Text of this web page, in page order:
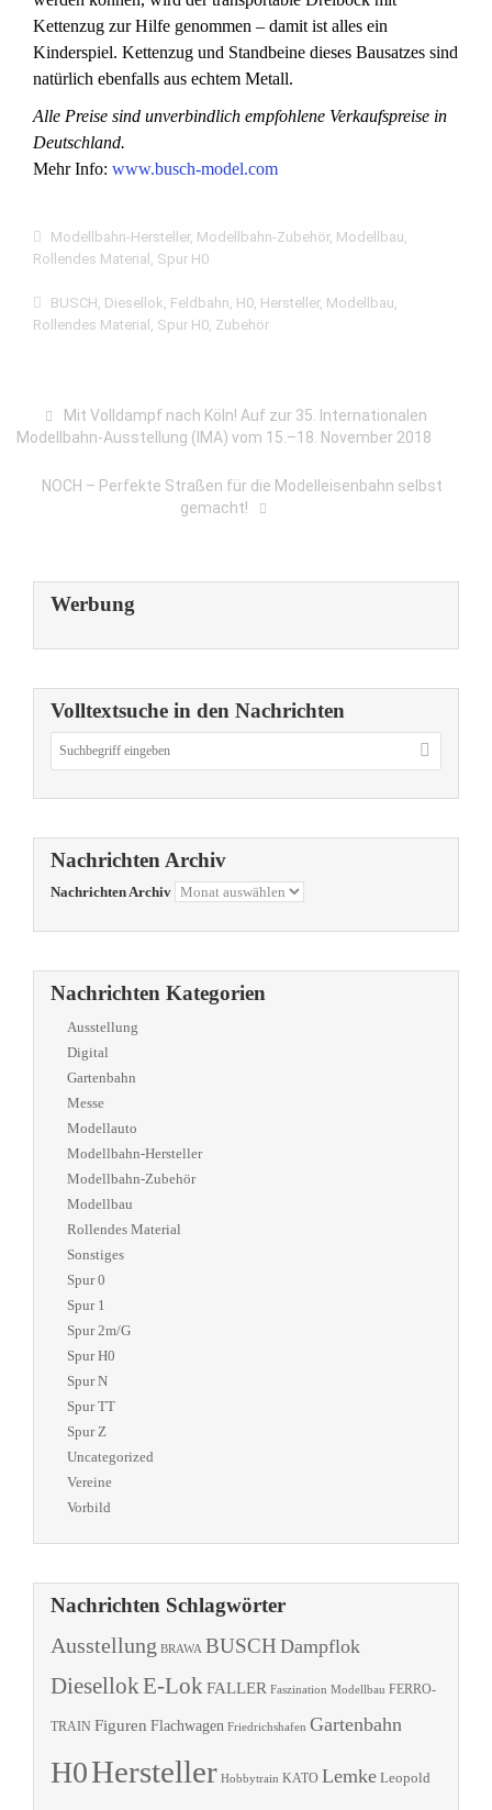
Kettenzug zur Hilfe genommen – damit ist alles ein
Kinderspiel. Kettenzug und Standbeine dieses Bausatzes sind
natürlich ebenfalls aus echtem Metall.
Alle Preise sind unverbindlich empfohlene Verkaufspreise in
Deutschland.
Mehr Info: www.busch-model.com
Modellbahn-Hersteller, Modellbahn-Zubehör, Modellbau,
Rollendes Material , Spur H0
BUSCH, Diesellok, Feldbahn, H0, Hersteller, Modellbau,
Rollendes Material , Spur H0, Zubehör
Mit Volldampf nach Köln! Auf zur 35. Internationalen
Modellbahn-Ausstellung (IMA) vom 15.–18. November 2018
NOCH – Perfekte Straßen für die Modelleisenbahn selbst
gemacht!
Werbung
Volltextsuche in den Nachrichten
Nachrichten Archiv
Nachrichten Archiv
Nachrichten Kategorien
Ausstellung
Digital
Gartenbahn
Messe
Modellauto
Modellbahn-Hersteller
Modellbahn-Zubehör
Modellbau
Rollendes Material
Sonstiges
Spur 0
Spur 1
Spur 2m/G
Spur H0
Spur N
Spur TT
Spur Z
Uncategorized
Vereine
Vorbild
Nachrichten Schlagwörter
Ausstellung BRAWA BUSCH Dampflok
DiesellokE-LokFALLER Faszination Modellbau FERRO-
TRAIN Figuren Flachwagen Friedrichshafen Gartenbahn
H0Hersteller Hobbytrain KATO Lemke Leopold